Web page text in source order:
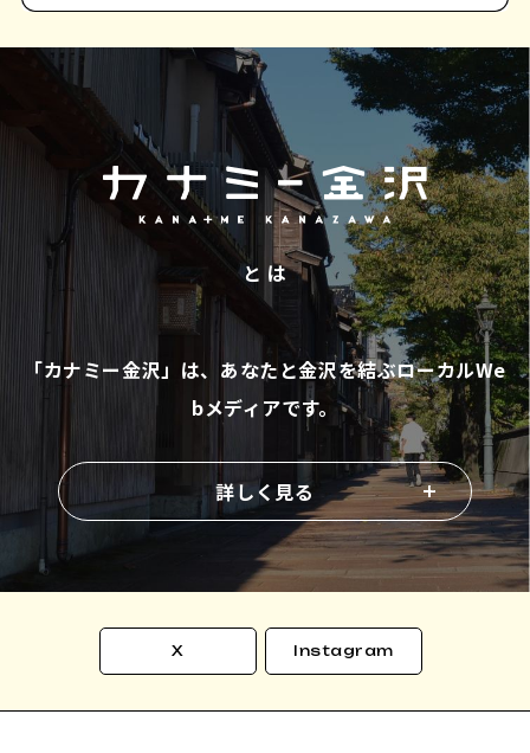
と は
「カナミー金沢」は、あなたと金沢を結ぶローカルWe
bメディアです。
詳しく見る
X Instagram